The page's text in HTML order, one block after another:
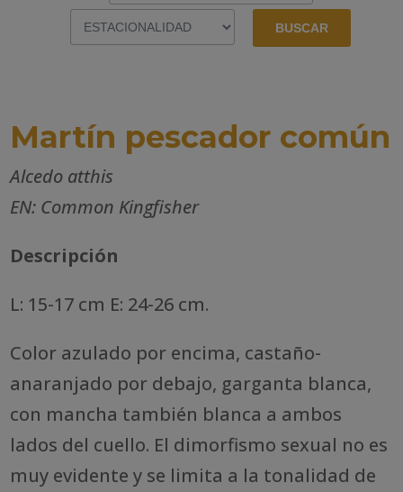
Martín pescador común
Alcedo atthis
EN: Common Kingfisher
Descripción
L: 15-17 cm E: 24-26 cm.
Color azulado por encima, castaño-
anaranjado por debajo, garganta blanca,
con mancha también blanca a ambos
lados del cuello. El dimorfismo sexual no es
muy evidente y se limita a la tonalidad de